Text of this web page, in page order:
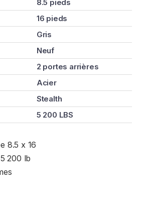
8.5 pieds
16 pieds
Gris
Neuf
2 portes arrières
Acier
Stealth
5 200 LBS
8.5 x 16
200 lb